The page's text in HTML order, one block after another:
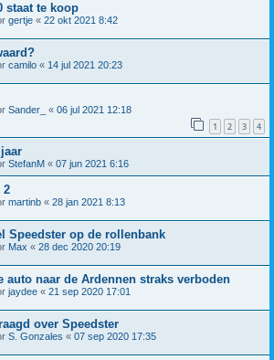
staat te koop
gertje « 22 okt 2021 8:42
camilo « 14 jul 2021 20:23
Sander_ « 06 jul 2021 12:18
1 2 3 4
StefanM « 07 jun 2021 6:16
2
martinb « 28 jan 2021 8:13
Speedster op de rollenbank
Max « 28 dec 2020 20:19
auto naar de Ardennen straks verboden
jaydee « 21 sep 2020 17:01
over Speedster
S. Gonzales « 07 sep 2020 17:35